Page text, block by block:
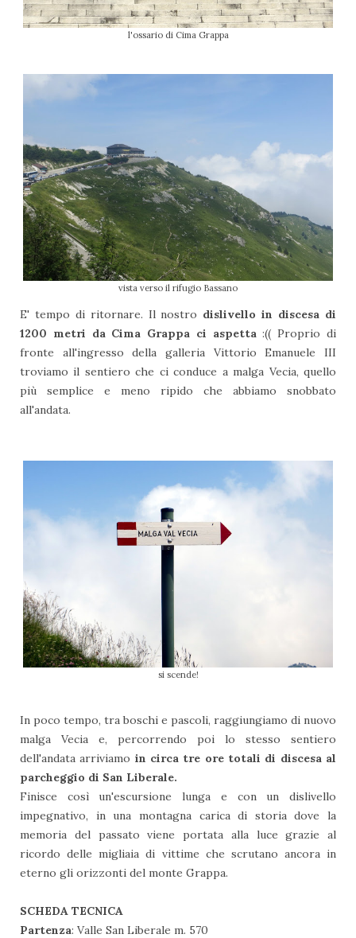
l'ossario di Cima Grappa
vista verso il rifugio Bassano
E' tempo di ritornare. Il nostro dislivello in discesa di
1200 metri da Cima Grappa ci aspetta:(( Proprio di
fronte all'ingresso della galleria Vittorio Emanuele III
troviamo il sentiero che ci conduce a malga Vecia, quello
più semplice e meno ripido che abbiamo snobbato
all'andata.
si scende!
In poco tempo, tra boschi e pascoli, raggiungiamo di nuovo
malga Vecia e, percorrendo poi lo stesso sentiero
dell'andata arriviamo in circa tre ore totali di discesa al
parcheggio di San Liberale.
Finisce così un'escursione lunga e con un dislivello
impegnativo, in una montagna carica di storia dove la
memoria del passato viene portata alla luce grazie al
ricordo delle migliaia di vittime che scrutano ancora in
eterno gli orizzonti del monte Grappa.
SCHEDA TECNICA
Partenza: Valle San Liberale m. 570